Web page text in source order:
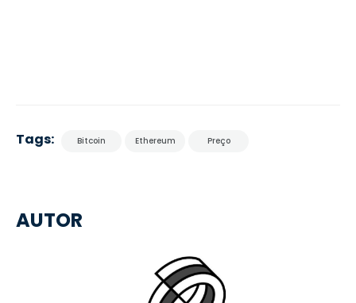
AUTOR
Tags: Bitcoin Ethereum Preço